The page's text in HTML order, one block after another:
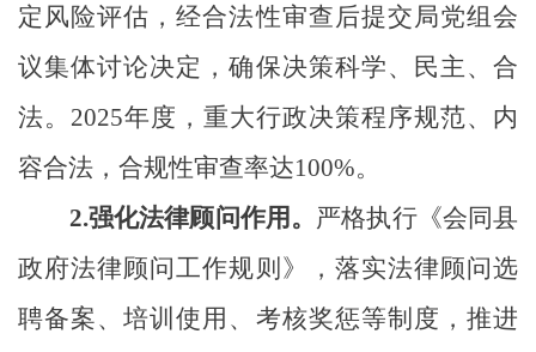
定风险评估，经合法性审查后提交局党组会
议集体讨论决定，确保决策科学、民主、合
法。 2025年度 ，重大行政决策程序规范、内
容合法，合规性审查率达100%。
2.强化法律顾问作用。 严格执行《会同县
政府法律顾问工作规则》，落实法律顾问选
聘备案、培训使用、考核奖惩等制度，推进